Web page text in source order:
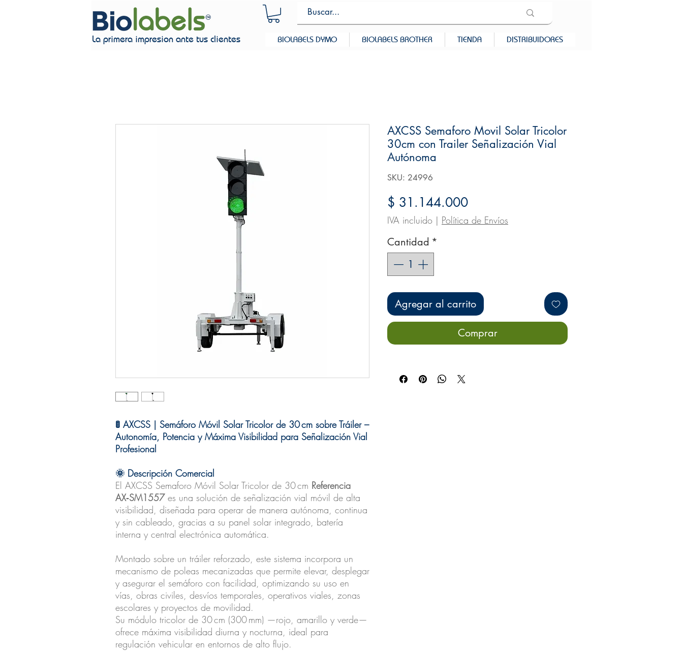
La primera impresion ante tus clientes BIOLABELS DYMO BIOLABELS BROTHER TIENDA DISTRIBUIDORES
🚦 AXCSS | Semáforo Móvil Solar Tricolor de 30 cm sobre Tráiler –
Autonomía, Potencia y Máxima Visibilidad para Señalización Vial
Profesional
🌞 Descripción Comercial
El AXCSS Semaforo Móvil Solar Tricolor de 30 cm Referencia
AX‑SM1557es una solución de señalización vial móvil de alta
visibilidad, diseñada para operar de manera autónoma, continua
y sin cableado, gracias a su panel solar integrado, batería
interna y central electrónica automática.
Montado sobre un tráiler reforzado, este sistema incorpora un
mecanismo de poleas mecanizadas que permite elevar, desplegar
y asegurar el semáforo con facilidad, optimizando su uso en
vías, obras civiles, desvíos temporales, operativos viales, zonas
escolares y proyectos de movilidad.
Su módulo tricolor de 30 cm (300 mm) —rojo, amarillo y verde—
ofrece máxima visibilidad diurna y nocturna, ideal para
regulación vehicular en entornos de alto flujo.
AXCSS Semaforo Movil Solar Tricolor
30cm con Trailer Señalización Vial
Autónoma
SKU: 24996
$ 31.144.000Precio
IVA incluido | Política de Envíos
Cantidad *
Agregar al carrito
Comprar